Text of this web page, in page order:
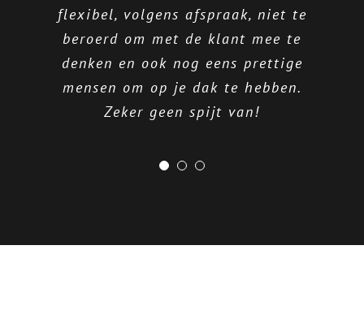
flexibel, volgens afspraak, niet te
beroerd om met de klant mee te
denken en ook nog eens prettige
mensen om op je dak te hebben.
Zeker geen spijt van!
vervangen en dat hebben ze echt
heel netjes gedaan. Voor ons zag
het er allemaal al heel goed uit,
maar dit werd ook nog eens
bevestigd door een onafhankelijke
netjes en voor een goede prijs
verholpen. Ten tijde van de
reparatie bleek een ander stukje
van het dak niet goed aan te
sluiten. Dit werd direct en zonder